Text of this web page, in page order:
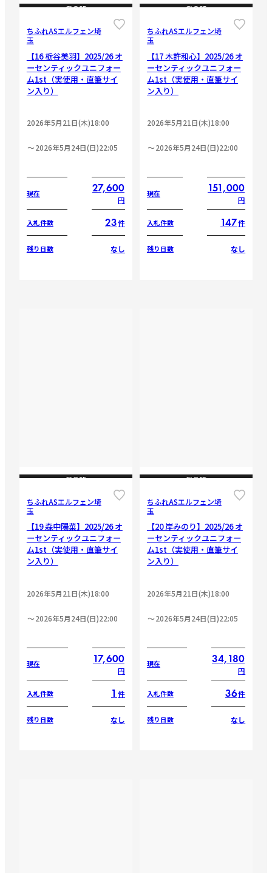
CLOSE
ちふれASエルフェン埼
玉
【16 栃谷美羽】2025/26 オ
ーセンティックユニフォー
ム1st（実使用・直筆サイ
ン入り）
2026年5月21日(木)18:00
2026年5月24日(日)22:05
現在 27,600
円
入札件数 23件
残り日数 なし
CLOSE
ちふれASエルフェン埼
玉
【17 木許和心】2025/26 オ
ーセンティックユニフォー
ム1st（実使用・直筆サイ
ン入り）
2026年5月21日(木)18:00
2026年5月24日(日)22:00
現在 151,000
円
入札件数 147件
残り日数 なし
CLOSE
ちふれASエルフェン埼
玉
【19 森中陽菜】2025/26 オ
ーセンティックユニフォー
ム1st（実使用・直筆サイ
ン入り）
2026年5月21日(木)18:00
2026年5月24日(日)22:00
現在 17,600
円
入札件数 1 件
残り日数 なし
CLOSE
ちふれASエルフェン埼
玉
【20 岸みのり】2025/26 オ
ーセンティックユニフォー
ム1st（実使用・直筆サイ
ン入り）
2026年5月21日(木)18:00
2026年5月24日(日)22:05
現在 34,180
円
入札件数 36件
残り日数 なし